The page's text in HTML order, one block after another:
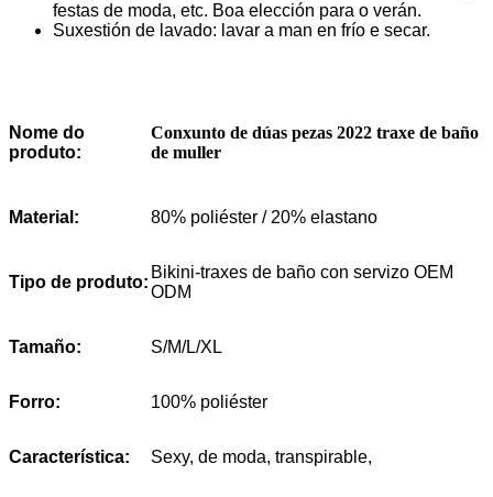
festas de moda, etc. Boa elección para o verán.
Suxestión de lavado: lavar a man en frío e secar.
Nome do
produto:
Conxunto de dúas pezas 2022 traxe de baño
de muller
Material: 80% poliéster / 20% elastano
Tipo de produto:
Bikini-traxes de baño con servizo OEM
ODM
Tamaño: S/M/L/XL
Forro: 100% poliéster
Característica: Sexy, de moda, transpirable,